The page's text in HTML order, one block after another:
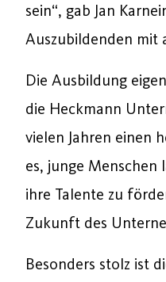
sein“, gab Jan
Auszubildenden mit
Die Ausbildung
die Heckmann
vielen Jahren einen
es, junge Menschen
ihre Talente zu
Zukunft des
Besonders stolz ist